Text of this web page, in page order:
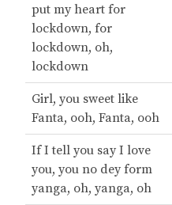
put my heart for
lockdown, for
lockdown, oh,
lockdown
Girl, you sweet like
Fanta, ooh, Fanta, ooh
If I tell you say I love
you, you no dey form
yanga, oh, yanga, oh